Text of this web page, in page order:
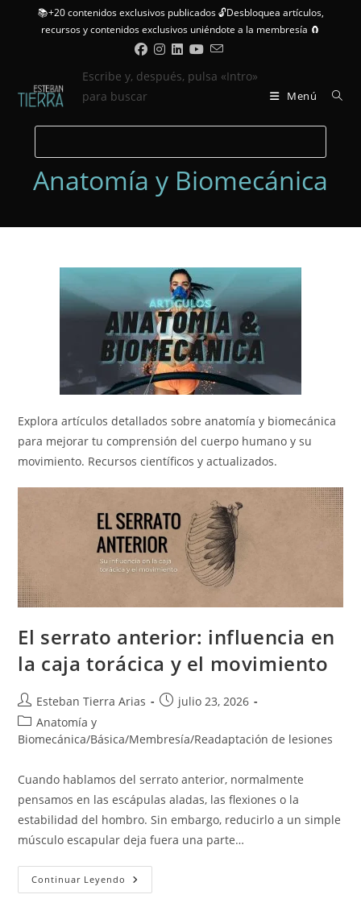
📚+20 contenidos exclusivos publicados 🔓Desbloquea artículos,
recursos y contenidos exclusivos uniéndote a la membresía 🧲
Menú
Escribe y, después, pulsa «Intro»
para buscar
Anatomía y Biomecánica
Explora artículos detallados sobre anatomía y biomecánica
para mejorar tu comprensión del cuerpo humano y su
movimiento. Recursos científicos y actualizados.
El serrato anterior: influencia en
la caja torácica y el movimiento
Autor
de
la
Esteban Tierra Arias
Publicación
la
julio 23, 2026
Categoría
de
entrada:
Anatomía y
Biomecánica/Básica/Membresía/Readaptación de lesiones
Cuando hablamos del serrato anterior, normalmente
pensamos en las escápulas aladas, las flexiones o la
estabilidad del hombro. Sin embargo, reducirlo a un simple
músculo escapular deja fuera una parte…
Continuar Leyendo El
Serrato